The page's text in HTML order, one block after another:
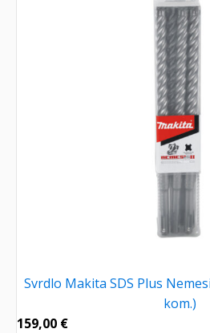
Svrdlo Makita SDS Plus
kom.)
159,00 €